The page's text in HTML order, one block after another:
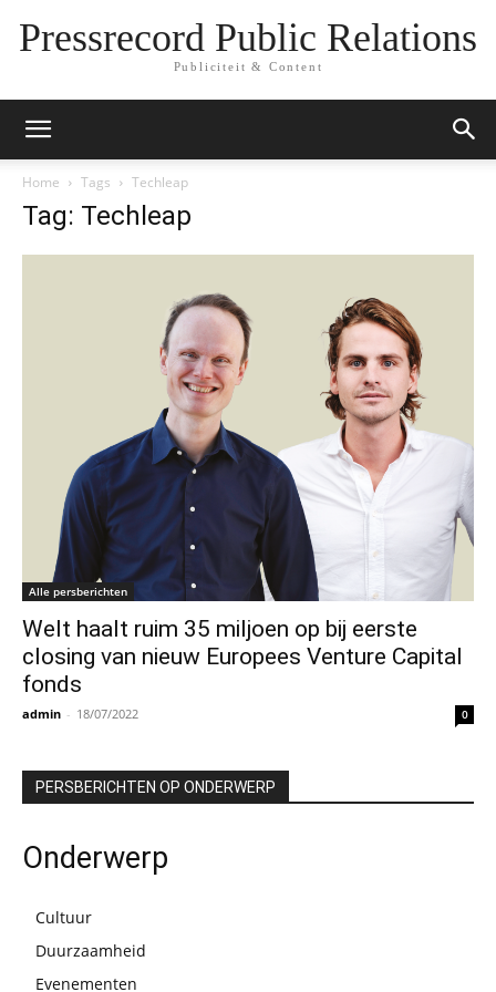
Pressrecord Public Relations
Publiciteit & Content
Home Tags Techleap
Tag: Techleap
Alle persberichten
Welt haalt ruim 35 miljoen op bij eerste
closing van nieuw Europees Venture Capital
fonds
admin - 18/07/2022 0
PERSBERICHTEN OP ONDERWERP
Onderwerp
Cultuur
Duurzaamheid
Evenementen